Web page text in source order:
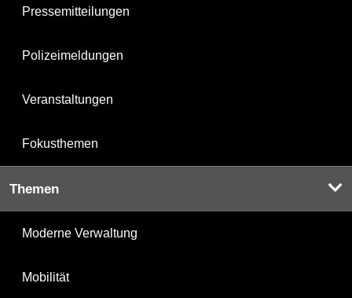
Pressemitteilungen
Polizeimeldungen
Veranstaltungen
Fokusthemen
Themen
Moderne Verwaltung
Mobilität